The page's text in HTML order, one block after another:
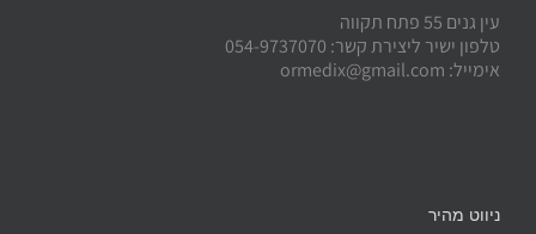
עין גנים 55 פתח תקווה
טלפון ישיר ליצירת קשר: 054-9737070
אימייל: ormedix@gmail.com
ניווט מהיר